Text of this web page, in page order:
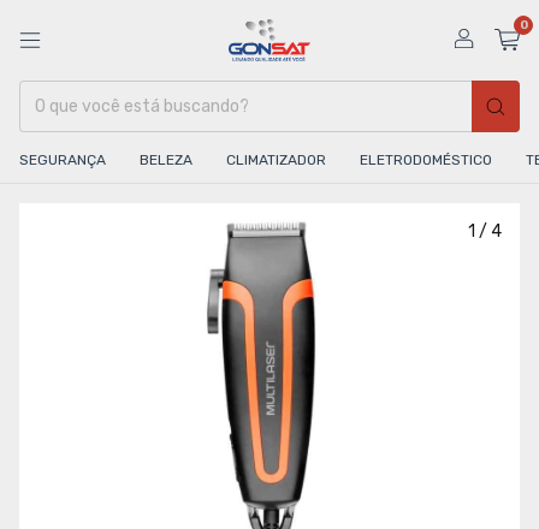
0
SEGURANÇA BELEZA CLIMATIZADOR ELETRODOMÉSTICO
1 / 4